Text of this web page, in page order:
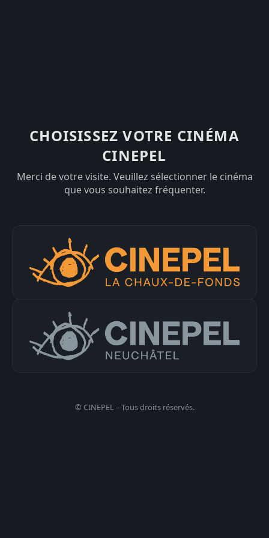
CHOISISSEZ VOTRE CINÉMA
CINEPEL
Merci de votre visite. Veuillez sélectionner le cinéma
que vous souhaitez fréquenter.
© CINEPEL – Tous droits réservés.